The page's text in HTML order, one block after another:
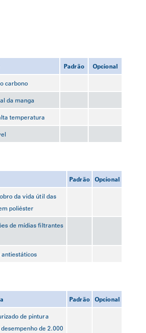
Padrão Opcional
carbono
da manga
temperatura
Padrão Opcional
da vida útil das
poliéster
de mídias filtrantes
Padrão Opcional
de pintura
de 2.000